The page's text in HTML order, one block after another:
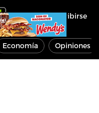
Inscribirse
Economía Opiniones